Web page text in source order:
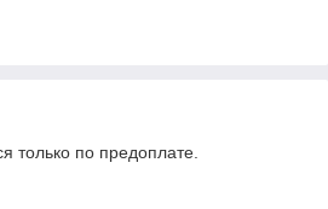
только по предоплате.